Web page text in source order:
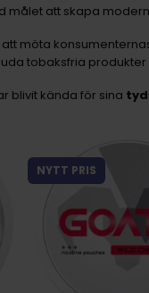
att skapa
möta
tobaksfria
blivit kända för sina
NYTT PRIS